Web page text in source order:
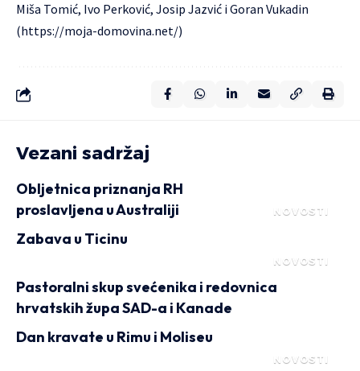
Miša Tomić, Ivo Perković, Josip Jazvić i Goran Vukadin
(https://moja-domovina.net/)
Vezani sadržaj
NOVOSTI
Obljetnica priznanja RH
proslavljena u Australiji
NOVOSTI
Zabava u Ticinu
Pastoralni skup svećenika i redovnica
hrvatskih župa SAD-a i Kanade
NOVOSTI
Dan kravate u Rimu i Moliseu